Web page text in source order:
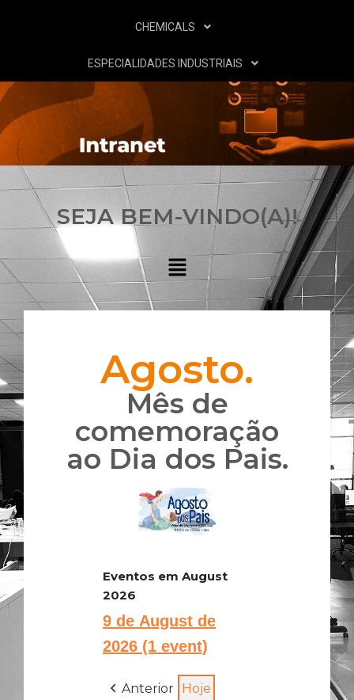
CHEMICALS
ESPECIALIDADES INDUSTRIAIS
SEJA BEM-VINDO(A)!
Agosto.
Mês de
comemoração
ao Dia dos Pais.
Eventos em August
2026
9 de August de
2026 (1 event)
Anterior Hoje